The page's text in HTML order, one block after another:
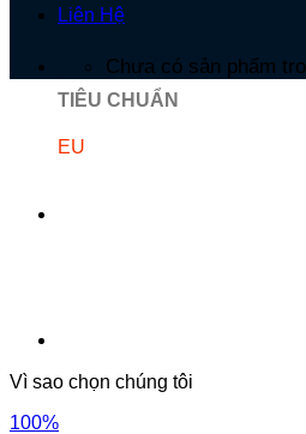
TIÊU CHUẨN
EU
Liên Hệ
Chưa có sản phẩm
Vì sao chọn chúng tôi
100%